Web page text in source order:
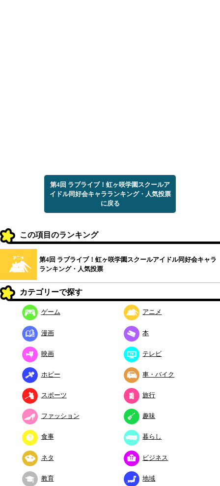
第4回 ラブライブ！虹ヶ咲学園スクールア
イドル同好会キャラランキング・人気投票
に戻る
この項目のランキング
第4回 ラブライブ！虹ヶ咲学園スクールアイドル同好会キャラ
ランキング・人気投票
カテゴリーで探す
ゲーム アニメ
漫画 本
映画 テレビ
ホビー 車・バイク
スポーツ 旅行
ファッション 趣味
食事 暮らし
ネタ ビジネス
教育 地域